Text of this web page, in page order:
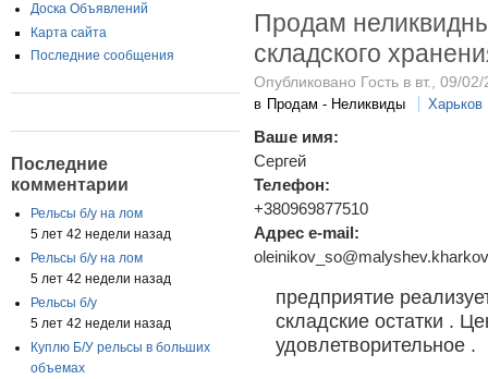
Доска Объявлений
Карта сайта
Последние сообщения
Последние
комментарии
Рельсы б/у на лом
5 лет 42 недели назад
Рельсы б/у на лом
5 лет 42 недели назад
Рельсы б/у
5 лет 42 недели назад
Куплю Б/У рельсы в больших
объемах
Продам
складского
Опубликовано Гость в вт., 09/
в Продам - Неликвиды Харьков
Ваше имя:
Сергей
Телефон:
+380969877510
Адрес e-mail:
предприятие
складские остатки .
удовлетворительное .